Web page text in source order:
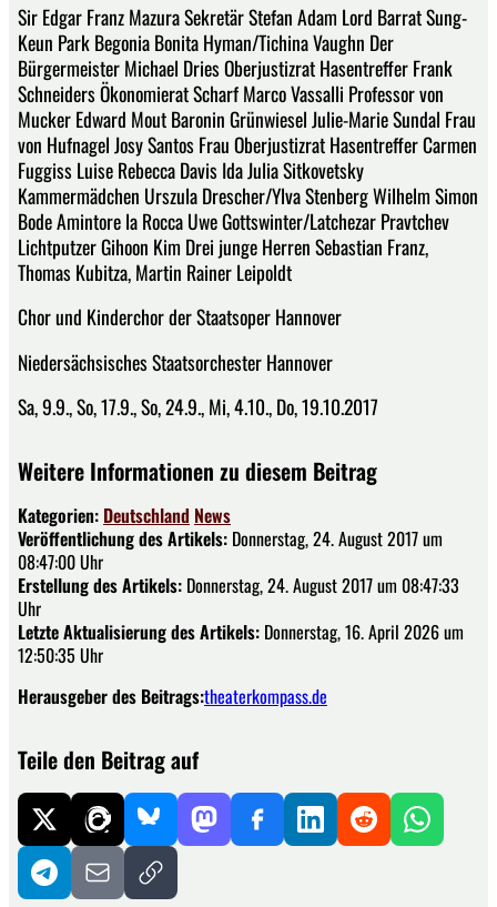
Sir Edgar Franz Mazura Sekretär Stefan Adam Lord Barrat Sung-
Keun Park Begonia Bonita Hyman/Tichina Vaughn Der
Bürgermeister Michael Dries Oberjustizrat Hasentreffer Frank
Schneiders Ökonomierat Scharf Marco Vassalli Professor von
Mucker Edward Mout Baronin Grünwiesel Julie-Marie Sundal Frau
von Hufnagel Josy Santos Frau Oberjustizrat Hasentreffer Carmen
Fuggiss Luise Rebecca Davis Ida Julia Sitkovetsky
Kammermädchen Urszula Drescher/Ylva Stenberg Wilhelm Simon
Bode Amintore la Rocca Uwe Gottswinter/Latchezar Pravtchev
Lichtputzer Gihoon Kim Drei junge Herren Sebastian Franz,
Thomas Kubitza, Martin Rainer Leipoldt
Chor und Kinderchor der Staatsoper Hannover
Niedersächsisches Staatsorchester Hannover
Sa, 9.9., So, 17.9., So, 24.9., Mi, 4.10., Do, 19.10.2017
Weitere Informationen zu diesem Beitrag
Kategorien: Deutschland News
Veröffentlichung des Artikels: Donnerstag, 24. August 2017 um
08:47:00 Uhr
Erstellung des Artikels: Donnerstag, 24. August 2017 um 08:47:33
Uhr
Letzte Aktualisierung des Artikels: Donnerstag, 16. April 2026 um
12:50:35 Uhr
Herausgeber des Beitrags:theaterkompass.de
Teile den Beitrag auf